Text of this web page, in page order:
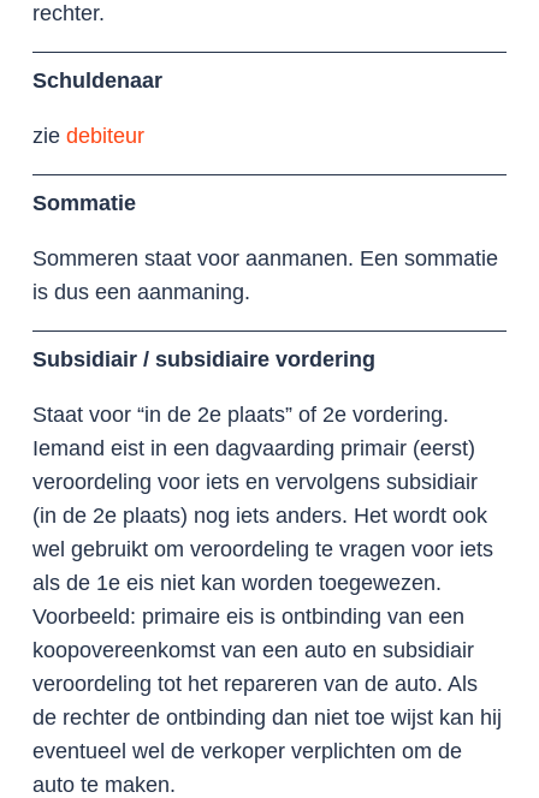
rechter.
Schuldenaar
zie debiteur
Sommatie
Sommeren staat voor aanmanen. Een sommatie
is dus een aanmaning.
Subsidiair / subsidiaire vordering
Staat voor “in de 2e plaats” of 2e vordering.
Iemand eist in een dagvaarding primair (eerst)
veroordeling voor iets en vervolgens subsidiair
(in de 2e plaats) nog iets anders. Het wordt ook
wel gebruikt om veroordeling te vragen voor iets
als de 1e eis niet kan worden toegewezen.
Voorbeeld: primaire eis is ontbinding van een
koopovereenkomst van een auto en subsidiair
veroordeling tot het repareren van de auto. Als
de rechter de ontbinding dan niet toe wijst kan hij
eventueel wel de verkoper verplichten om de
auto te maken.